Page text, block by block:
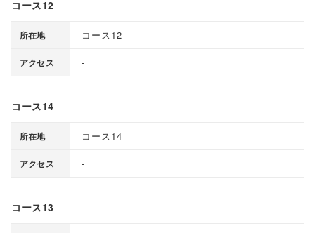
コース12
所在地 コース12
アクセス -
コース14
所在地 コース14
アクセス -
コース13